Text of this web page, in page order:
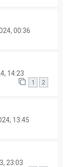
00:36
14:23
1 2
13:45
23:03